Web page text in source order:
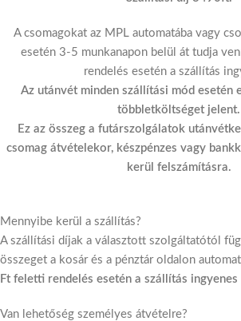
A csomagokat az MPL automatába vagy
esetén 3-5 munkanapon belül át tudja
rendelés esetén a szállítás
Az utánvét minden szállítási mód esetén
többletköltséget jelent.
Ez az összeg a futárszolgálatok
csomag átvételekor, készpénzes vagy
kerül felszámításra.
Mennyibe kerül a szállítás?
A szállítási díjak a választott szolgáltatótól
összeget a kosár és a pénztár oldalon
Ft feletti rendelés esetén a szállítás ingyenes
Van lehetőség személyes átvételre?